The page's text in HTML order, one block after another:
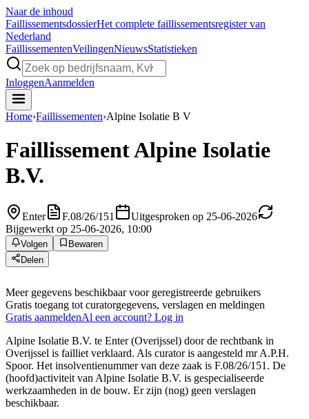
Naar de inhoud
FaillissementsdossierHet complete faillissementsregister van
Nederland
FaillissementenVeilingenNieuwsStatistieken
InloggenAanmelden
Home›Faillissementen›Alpine Isolatie B V
FaillissementAlpine Isolatie
B.V.
Enter F.08/26/151
Uitgesproken op 25-06-2026
Bijgewerkt op 25-06-2026, 10:00
Volgen
Bewaren
Delen
Meer gegevens beschikbaar voor geregistreerde gebruikers
Gratis toegang tot curatorgegevens, verslagen en meldingen
Gratis aanmeldenAl een account? Log in
Alpine Isolatie B.V. te Enter (Overijssel) door de rechtbank in
Overijssel is failliet verklaard. Als curator is aangesteld mr A.P.H.
Spoor. Het insolventienummer van deze zaak is F.08/26/151. De
(hoofd)activiteit van Alpine Isolatie B.V. is gespecialiseerde
werkzaamheden in de bouw. Er zijn (nog) geen verslagen
beschikbaar.